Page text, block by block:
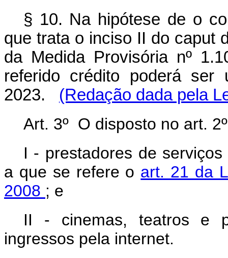
§ 10. Na hipótese de o
que trata o inciso II do caput
da Medida Provisória nº
referido crédito poderá
2023.
(Redação dada pela
Art. 3º O disposto no art.
I - prestadores de
a que se refere o art. 21 da
2008 ; e
II - cinemas, teatros e
ingressos pela internet.